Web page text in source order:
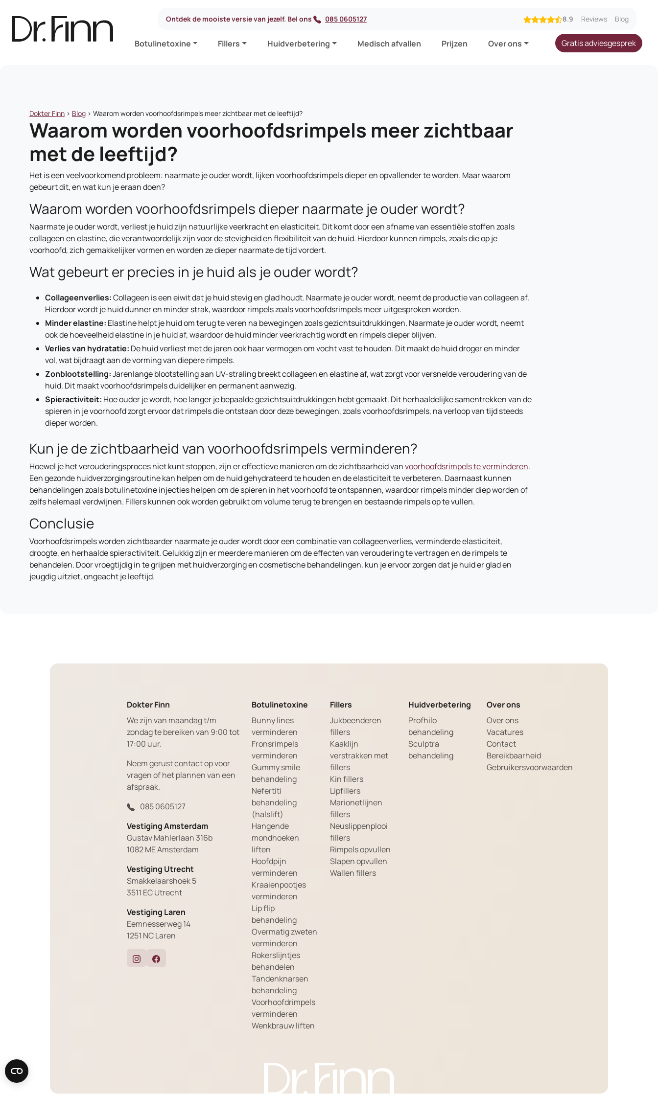
Ontdek de mooiste versie van jezelf. Bel ons 085 0605127 8.9 Reviews Blog
Botulinetoxine Fillers Huidverbetering Medisch afvallen Prijzen Over ons Gratis adviesgesprek
Dokter Finn > Blog > Waarom worden voorhoofdsrimpels meer zichtbaar met de leeftijd?
Waarom worden voorhoofdsrimpels meer zichtbaar
met de leeftijd?
Het is een veelvoorkomend probleem: naarmate je ouder wordt, lijken voorhoofdsrimpels dieper en opvallender te worden. Maar waarom
gebeurt dit, en wat kun je eraan doen?
Waarom worden voorhoofdsrimpels dieper naarmate je ouder wordt?
Naarmate je ouder wordt, verliest je huid zijn natuurlijke veerkracht en elasticiteit. Dit komt door een afname van essentiële stoffen zoals
collageen en elastine, die verantwoordelijk zijn voor de stevigheid en flexibiliteit van de huid. Hierdoor kunnen rimpels, zoals die op je
voorhoofd, zich gemakkelijker vormen en worden ze dieper naarmate de tijd vordert.
Wat gebeurt er precies in je huid als je ouder wordt?
Collageenverlies:Collageen is een eiwit dat je huid stevig en glad houdt. Naarmate je ouder wordt, neemt de productie van collageen af.
Hierdoor wordt je huid dunner en minder strak, waardoor rimpels zoals voorhoofdsrimpels meer uitgesproken worden.
Minder elastine: Elastine helpt je huid om terug te veren na bewegingen zoals gezichtsuitdrukkingen. Naarmate je ouder wordt, neemt
ook de hoeveelheid elastine in je huid af, waardoor de huid minder veerkrachtig wordt en rimpels dieper blijven.
Verlies van hydratatie: De huid verliest met de jaren ook haar vermogen om vocht vast te houden. Dit maakt de huid droger en minder
vol, wat bijdraagt aan de vorming van diepere rimpels.
Zonblootstelling:Jarenlange blootstelling aan UV-straling breekt collageen en elastine af, wat zorgt voor versnelde veroudering van de
huid. Dit maakt voorhoofdsrimpels duidelijker en permanent aanwezig.
Spieractiviteit: Hoe ouder je wordt, hoe langer je bepaalde gezichtsuitdrukkingen hebt gemaakt. Dit herhaaldelijke samentrekken van de
spieren in je voorhoofd zorgt ervoor dat rimpels die ontstaan door deze bewegingen, zoals voorhoofdsrimpels, na verloop van tijd steeds
dieper worden.
Kun je de zichtbaarheid van voorhoofdsrimpels verminderen?
Hoewel je het verouderingsproces niet kunt stoppen, zijn er effectieve manieren om de zichtbaarheid vanvoorhoofdsrimpels te verminderen.
Een gezonde huidverzorgingsroutine kan helpen om de huid gehydrateerd te houden en de elasticiteit te verbeteren. Daarnaast kunnen
behandelingen zoals botulinetoxine injecties helpen om de spieren in het voorhoofd te ontspannen, waardoor rimpels minder diep worden of
zelfs helemaal verdwijnen. Fillers kunnen ook worden gebruikt om volume terug te brengen en bestaande rimpels op te vullen.
Conclusie
Voorhoofdsrimpels worden zichtbaarder naarmate je ouder wordt door een combinatie van collageenverlies, verminderde elasticiteit,
droogte, en herhaalde spieractiviteit. Gelukkig zijn er meerdere manieren om de effecten van veroudering te vertragen en de rimpels te
behandelen. Door vroegtijdig in te grijpen met huidverzorging en cosmetische behandelingen, kun je ervoor zorgen dat je huid er glad en
jeugdig uitziet, ongeacht je leeftijd.
Dokter Finn
We zijn van maandag t/m
zondag te bereiken van 9:00 tot
17:00 uur.
Neem gerust contact op voor
vragen of het plannen van een
afspraak.
085 0605127
Vestiging Amsterdam
Gustav Mahlerlaan 316b
1082 ME Amsterdam
Vestiging Utrecht
Smakkelaarshoek 5
3511 EC Utrecht
Vestiging Laren
Eemnesserweg 14
1251 NC Laren
Botulinetoxine
Bunny lines
verminderen
Fronsrimpels
verminderen
Gummy smile
behandeling
Nefertiti
behandeling
(halslift)
Hangende
mondhoeken
liften
Hoofdpijn
verminderen
Kraaienpootjes
verminderen
Lip flip
behandeling
Overmatig zweten
verminderen
Rokerslijntjes
behandelen
Tandenknarsen
behandeling
Voorhoofdrimpels
verminderen
Wenkbrauw liften
Fillers
Jukbeenderen
fillers
Kaaklijn
verstrakken met
fillers
Kin fillers
Lipfillers
Marionetlijnen
fillers
Neuslippenplooi
fillers
Rimpels opvullen
Slapen opvullen
Wallen fillers
Huidverbetering
Profhilo
behandeling
Sculptra
behandeling
Over ons
Over ons
Vacatures
Contact
Bereikbaarheid
Gebruikersvoorwaarden